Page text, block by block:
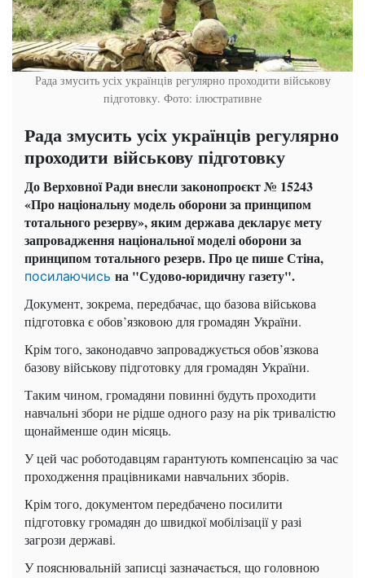
Рада змусить усіх українців регулярно проходити військову
підготовку. Фото: ілюстративне
Рада змусить усіх українців регулярно
проходити військову підготовку
До Верховної Ради внесли законопроєкт № 15243
«Про національну модель оборони за принципом
тотального резерву», яким держава декларує мету
запровадження національної моделі оборони за
принципом тотального резерв. Про це пише Стіна,
посилаючись на "Судово-юридичну газету".
Документ, зокрема, передбачає, що базова військова
підготовка є обов’язковою для громадян України.
Крім того, законодавчо запроваджується обов’язкова
базову військову підготовку для громадян України.
Таким чином, громадяни повинні будуть проходити
навчальні збори не рідше одного разу на рік тривалістю
щонайменше один місяць.
У цей час роботодавцям гарантують компенсацію за час
проходження працівниками навчальних зборів.
Крім того, документом передбачено посилити
підготовку громадян до швидкої мобілізації у разі
загрози державі.
У пояснювальній записці зазначається, що головною